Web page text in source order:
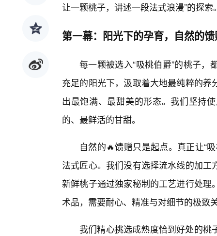
让一颗桃子，讲述一段法式浪漫”的探索
第一幕：阳光下的孕育，自然的
每一颗被选入“吸桃伯爵”的桃子
充足的阳光下，汲取着大地最纯粹的
出最饱满、最甜美的形态。我们坚持
的、最鲜活的甘甜。
自然的🔥馈赠只是起点。真正让“
法式匠心。我们没有选择流水线的加
新鲜桃子通过独家秘制的工艺进行处
术品，需要耐心、精准与对细节的极致
我们精心挑选成熟度恰到好处的